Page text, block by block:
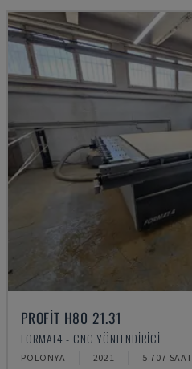
PROFIT H80 21.31
FORMAT4 - CNC YÖNLENDIRICI
POLONYA 2021 5.707 SAAT